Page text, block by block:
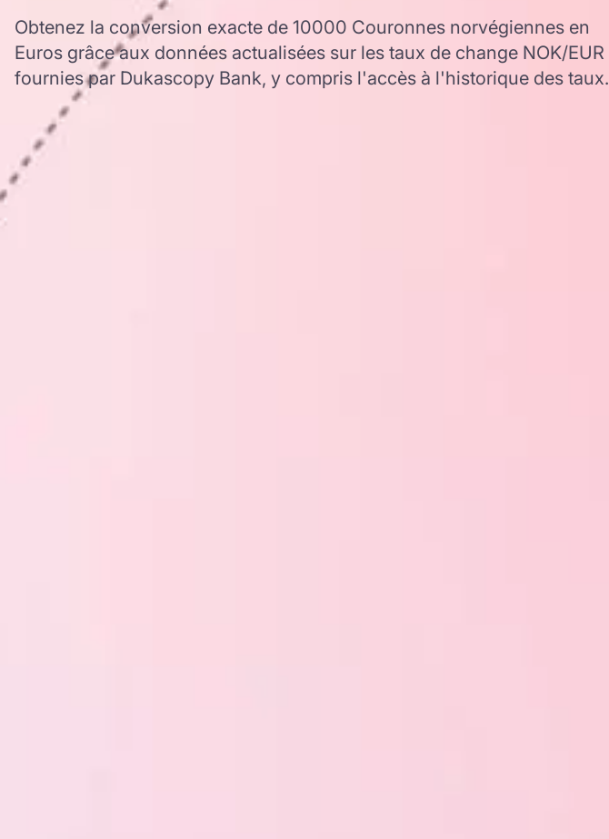
Obtenez la conversion exacte de 10000 Couronnes norvégiennes en
Euros grâce aux données actualisées sur les taux de change NOK/EUR
fournies par Dukascopy Bank, y compris l'accès à l'historique des taux.